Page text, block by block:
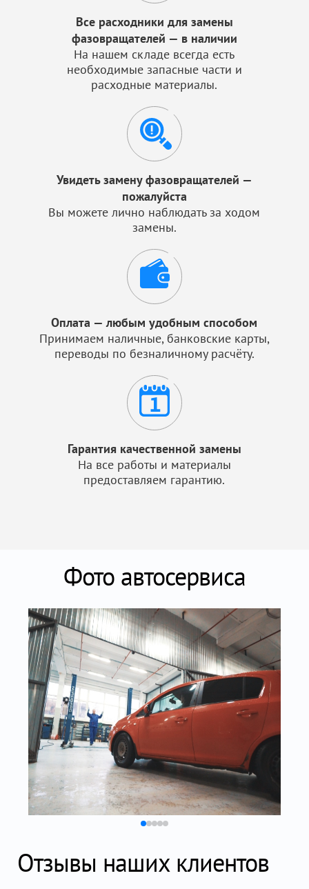
Все расходники для замены
фазовращателей — в наличии
На нашем складе всегда есть
необходимые запасные части и
расходные материалы.
Увидеть замену фазовращателей —
пожалуйста
Вы можете лично наблюдать за ходом
замены.
Оплата — любым удобным способом
Принимаем наличные, банковские карты,
переводы по безналичному расчёту.
Гарантия качественной замены
На все работы и материалы
предоставляем гарантию.
Фото автосервиса
Отзывы наших клиентов